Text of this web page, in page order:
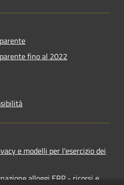
fino al 2022
e modelli per l'esercizio dei
alloggi ERP - ricorsi e